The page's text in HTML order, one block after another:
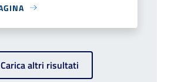
Carica altri risultati